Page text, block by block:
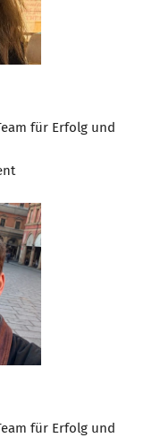
für Erfolg und
für Erfolg und